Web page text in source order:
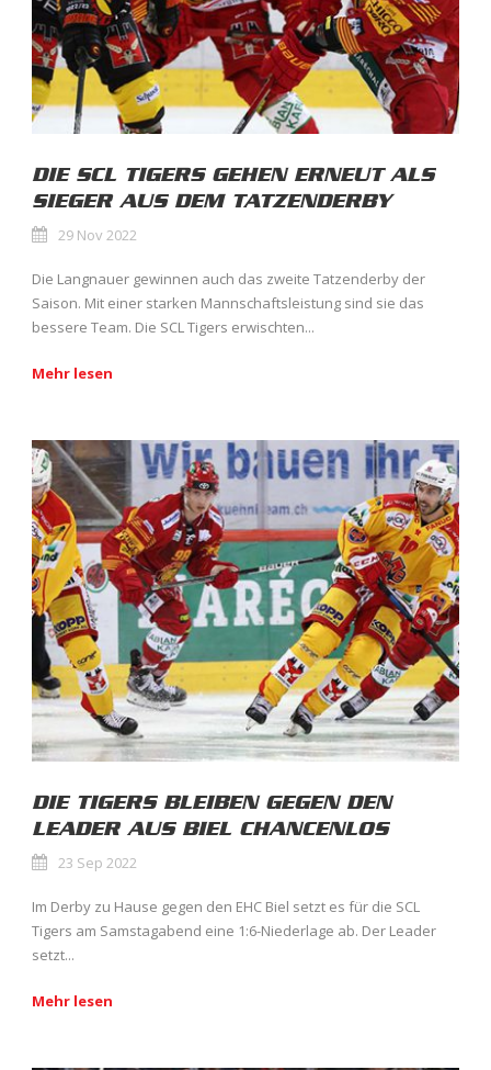
DIE SCL TIGERS GEHEN ERNEUT ALS
SIEGER AUS DEM TATZENDERBY
29 Nov 2022
Die Langnauer gewinnen auch das zweite Tatzenderby der
Saison. Mit einer starken Mannschaftsleistung sind sie das
bessere Team. Die SCL Tigers erwischten...
Mehr lesen
DIE TIGERS BLEIBEN GEGEN DEN
LEADER AUS BIEL CHANCENLOS
23 Sep 2022
Im Derby zu Hause gegen den EHC Biel setzt es für die SCL
Tigers am Samstagabend eine 1:6-Niederlage ab. Der Leader
setzt...
Mehr lesen